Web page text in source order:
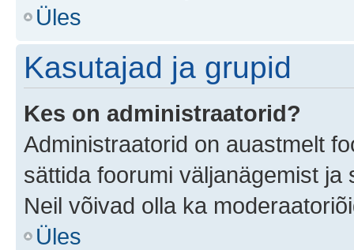
Üles
Kasutajad ja grupid
Kes on administraatorid?
Administraatorid on auastmelt
sättida foorumi väljanägemist
Neil võivad olla ka
Üles